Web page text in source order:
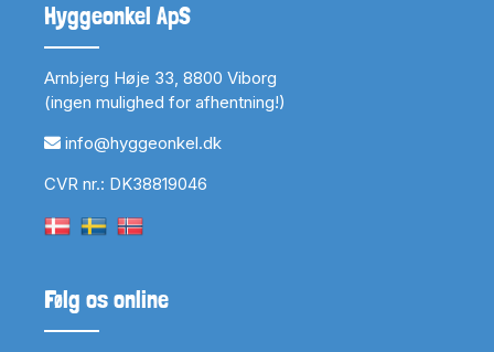
Hyggeonkel ApS
Arnbjerg Høje 33, 8800 Viborg
(ingen mulighed for afhentning!)
info@hyggeonkel.dk
CVR nr.: DK38819046
Følg os online